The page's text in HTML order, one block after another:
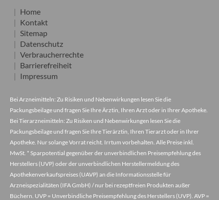
Home
Kontakt
Sitemap
Datenschutz
Verbraucherrechte
Barrierefreiheit
Impressum
Bei Arzneimitteln: Zu Risiken und Nebenwirkungen lesen Sie die
Packungsbeilage und fragen Sie Ihre Ärztin, Ihren Arzt oder in Ihrer Apotheke.
Bei Tierarzneimitteln: Zu Risiken und Nebenwirkungen lesen Sie die
Packungsbeilage und fragen Sie Ihre Tierärztin, Ihren Tierarzt oder in Ihrer
Apotheke. Nur solange Vorrat reicht. Irrtum vorbehalten. Alle Preise inkl.
MwSt. * Sparpotential gegenüber der unverbindlichen Preisempfehlung des
Herstellers (UVP) oder der unverbindlichen Herstellermeldung des
Apothekenverkaufspreises (UAVP) an die Informationsstelle für
Arzneispezialitäten (IFA GmbH) / nur bei rezeptfreien Produkten außer
Büchern. UVP = Unverbindliche Preisempfehlung des Herstellers (UVP). AVP =